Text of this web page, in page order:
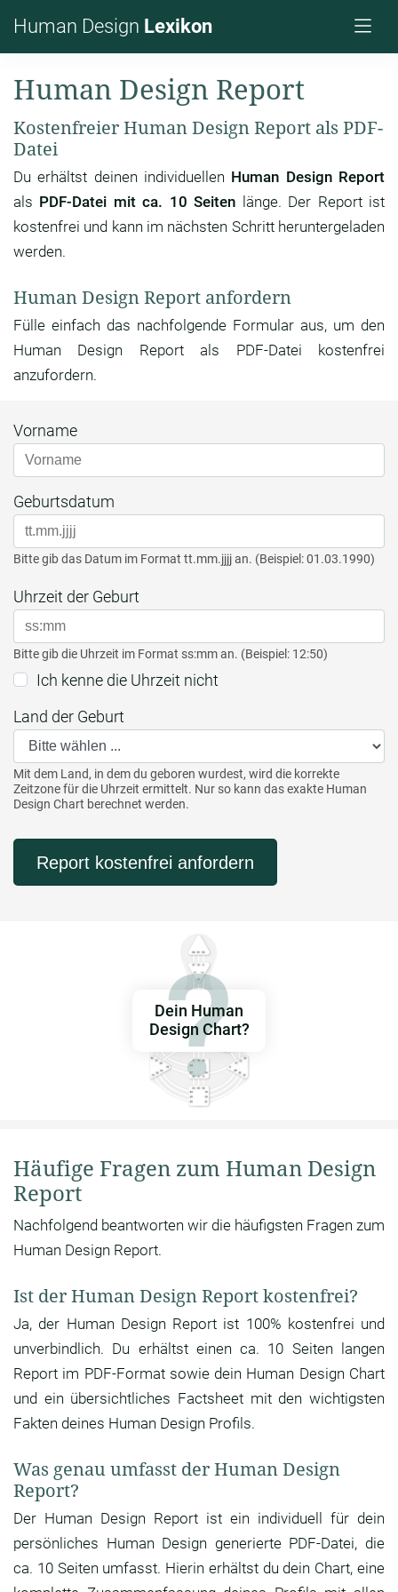
Human Design Lexikon
Human Design Report
Kostenfreier Human Design Report als PDF-
Datei
Du erhältst deinen individuellen Human Design Report
als PDF-Datei mit ca. 10 Seiten länge. Der Report ist
kostenfrei und kann im nächsten Schritt heruntergeladen
werden.
Human Design Report anfordern
Fülle einfach das nachfolgende Formular aus, um den
Human Design Report als PDF-Datei kostenfrei
anzufordern.
Vorname
Geburtsdatum
Bitte gib das Datum im Format tt.mm.jjjj an. (Beispiel: 01.03.1990)
Uhrzeit der Geburt
Bitte gib die Uhrzeit im Format ss:mm an. (Beispiel: 12:50)
Ich kenne die Uhrzeit nicht
Land der Geburt
Mit dem Land, in dem du geboren wurdest, wird die korrekte
Zeitzone für die Uhrzeit ermittelt. Nur so kann das exakte Human
Design Chart berechnet werden.
Report kostenfrei anfordern
Dein Human
Design Chart?
Häufige Fragen zum Human Design
Report
Nachfolgend beantworten wir die häufigsten Fragen zum
Human Design Report.
Ist der Human Design Report kostenfrei?
Ja, der Human Design Report ist 100% kostenfrei und
unverbindlich. Du erhältst einen ca. 10 Seiten langen
Report im PDF-Format sowie dein Human Design Chart
und ein übersichtliches Factsheet mit den wichtigsten
Fakten deines Human Design Profils.
Was genau umfasst der Human Design
Report?
Der Human Design Report ist ein individuell für dein
persönliches Human Design generierte PDF-Datei, die
ca. 10 Seiten umfasst. Hierin erhältst du dein Chart, eine